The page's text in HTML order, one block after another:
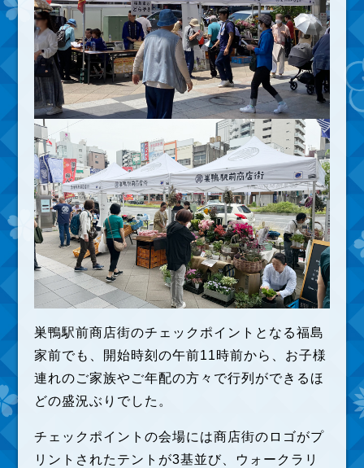
巣鴨駅前商店街のチェックポイントとなる福島
家前でも、開始時刻の午前11時前から、お子様
連れのご家族やご年配の方々で行列ができるほ
どの盛況ぶりでした。
チェックポイントの会場には商店街のロゴがプ
リントされたテントが3基並び、ウォークラリ